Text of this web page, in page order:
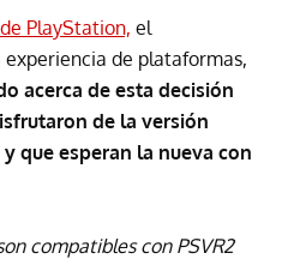
PlayStation, el
de plataformas,
acerca de esta decisión
de la versión
que esperan la nueva con
compatibles con PSVR2